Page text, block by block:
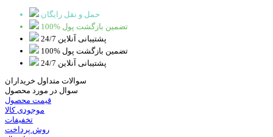
حمل و نقل رایگان
100% تضمین بازگشت پول
پشتیبانی آنلاین 24/7
100% تضمین بازگشت پول
پشتیبانی آنلاین 24/7
سوالات متداول خریداران
سوال در مورد محصول
قیمت محصول
موجودی کالا
تخفیفات
روش پرداخت